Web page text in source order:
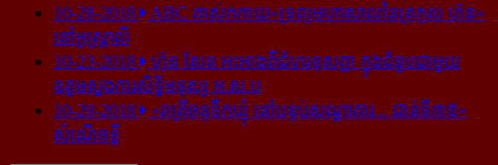
10-28-2018
ABC គាស់​កកាយ​«ទ្រព្យមហាសាល​នៃ​ត្រកូល ហ៊ុន»​
នៅ​អូស្ត្រាលី
10-23-2018
ហ៊ុន សែន អះអាង​ពី​ជំហរ​ខុស​គ្នា ក្នុង​ជំនួប​ជាមួយ​
ឧត្តម​ស្នងការ​សិទ្ធិ​មនុស្ស អ.ស.ប
10-20-2018
«រាត្រីចន្ទទឹកឃ្មុំ នៅបន្ទប់សណ្ឋាគារ... ជាន់ទី៣៥»
សំណើចខ្លី